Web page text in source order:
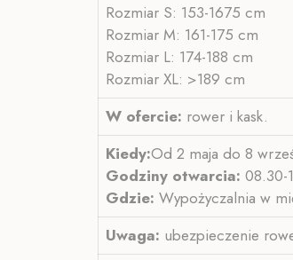
Rozmiar S: 153-1675 cm
Rozmiar M: 161-175 cm
Rozmiar L: 174-188 cm
Rozmiar XL: >189 cm
W ofercie: rower i kask.
Kiedy:Od 2 maja do 8
Godziny otwarcia: 08.30-
Gdzie: Wypożyczalnia w
Uwaga: ubezpieczenie